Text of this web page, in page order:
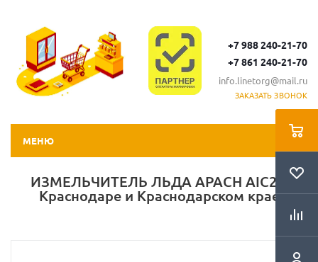
+7 988 240-21-70
+7 861 240-21-70
info.linetorg@mail.ru
ЗАКАЗАТЬ ЗВОНОК
МЕНЮ
ИЗМЕЛЬЧИТЕЛЬ ЛЬДА APACH AIC2 в
Краснодаре и Краснодарском крае